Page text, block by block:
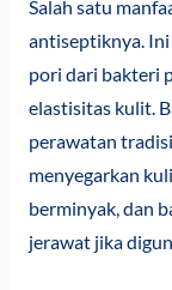
Salah satu
antiseptiknya.
pori dari bakteri
elastisitas kulit.
perawatan
menyegarkan
berminyak, dan
jerawat jika